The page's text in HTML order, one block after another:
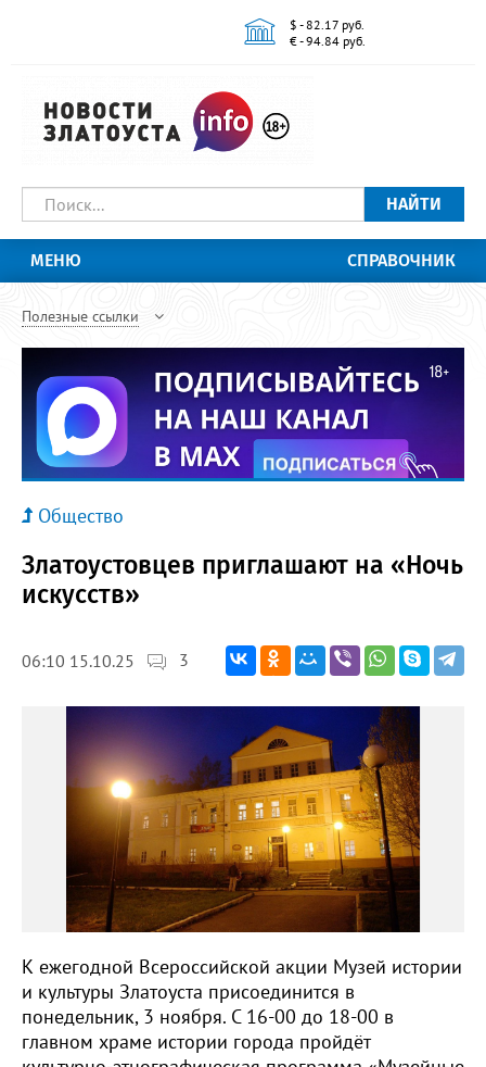
$ - 82.17 руб.
€ - 94.84 руб.
НАЙТИ
МЕНЮ СПРАВОЧНИК
Полезные ссылки
Общество
Златоустовцев приглашают на «Ночь
искусств»
06:10 15.10.25 3
К ежегодной Всероссийской акции Музей истории
и культуры Златоуста присоединится в
понедельник, 3 ноября. С 16-00 до 18-00 в
главном храме истории города пройдёт